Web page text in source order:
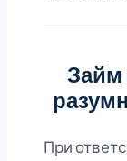
Займ
При